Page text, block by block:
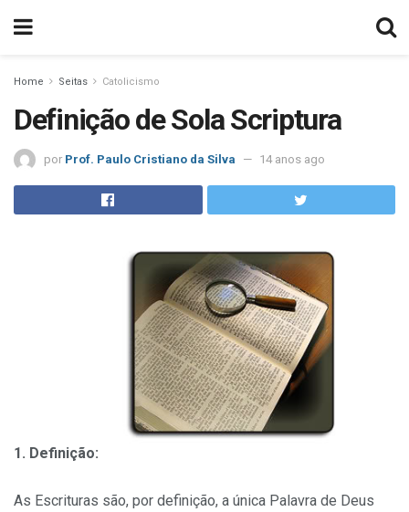
Home Seitas Catolicismo
Definição de Sola Scriptura
por Prof. Paulo Cristiano da Silva 14 anos ago
1. Definição:
As Escrituras são, por definição, a única Palavra de Deus